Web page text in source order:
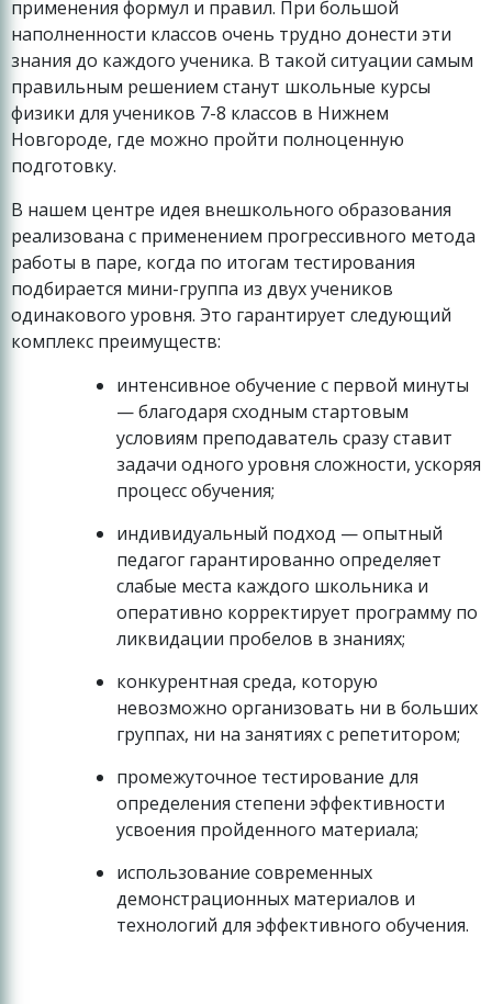
применения формул и правил. При большой
наполненности классов очень трудно донести эти
знания до каждого ученика. В такой ситуации самым
правильным решением станут школьные курсы
физики для учеников 7-8 классов в Нижнем
Новгороде, где можно пройти полноценную
подготовку.
В нашем центре идея внешкольного образования
реализована с применением прогрессивного метода
работы в паре, когда по итогам тестирования
подбирается мини-группа из двух учеников
одинакового уровня. Это гарантирует следующий
комплекс преимуществ:
интенсивное обучение с первой минуты
— благодаря сходным стартовым
условиям преподаватель сразу ставит
задачи одного уровня сложности, ускоряя
процесс обучения;
индивидуальный подход — опытный
педагог гарантированно определяет
слабые места каждого школьника и
оперативно корректирует программу по
ликвидации пробелов в знаниях;
конкурентная среда, которую
невозможно организовать ни в больших
группах, ни на занятиях с репетитором;
промежуточное тестирование для
определения степени эффективности
усвоения пройденного материала;
использование современных
демонстрационных материалов и
технологий для эффективного обучения.